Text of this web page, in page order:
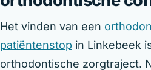
Het vinden van een
patiëntenstop in Linkebeek
orthodontische zorgtraject.